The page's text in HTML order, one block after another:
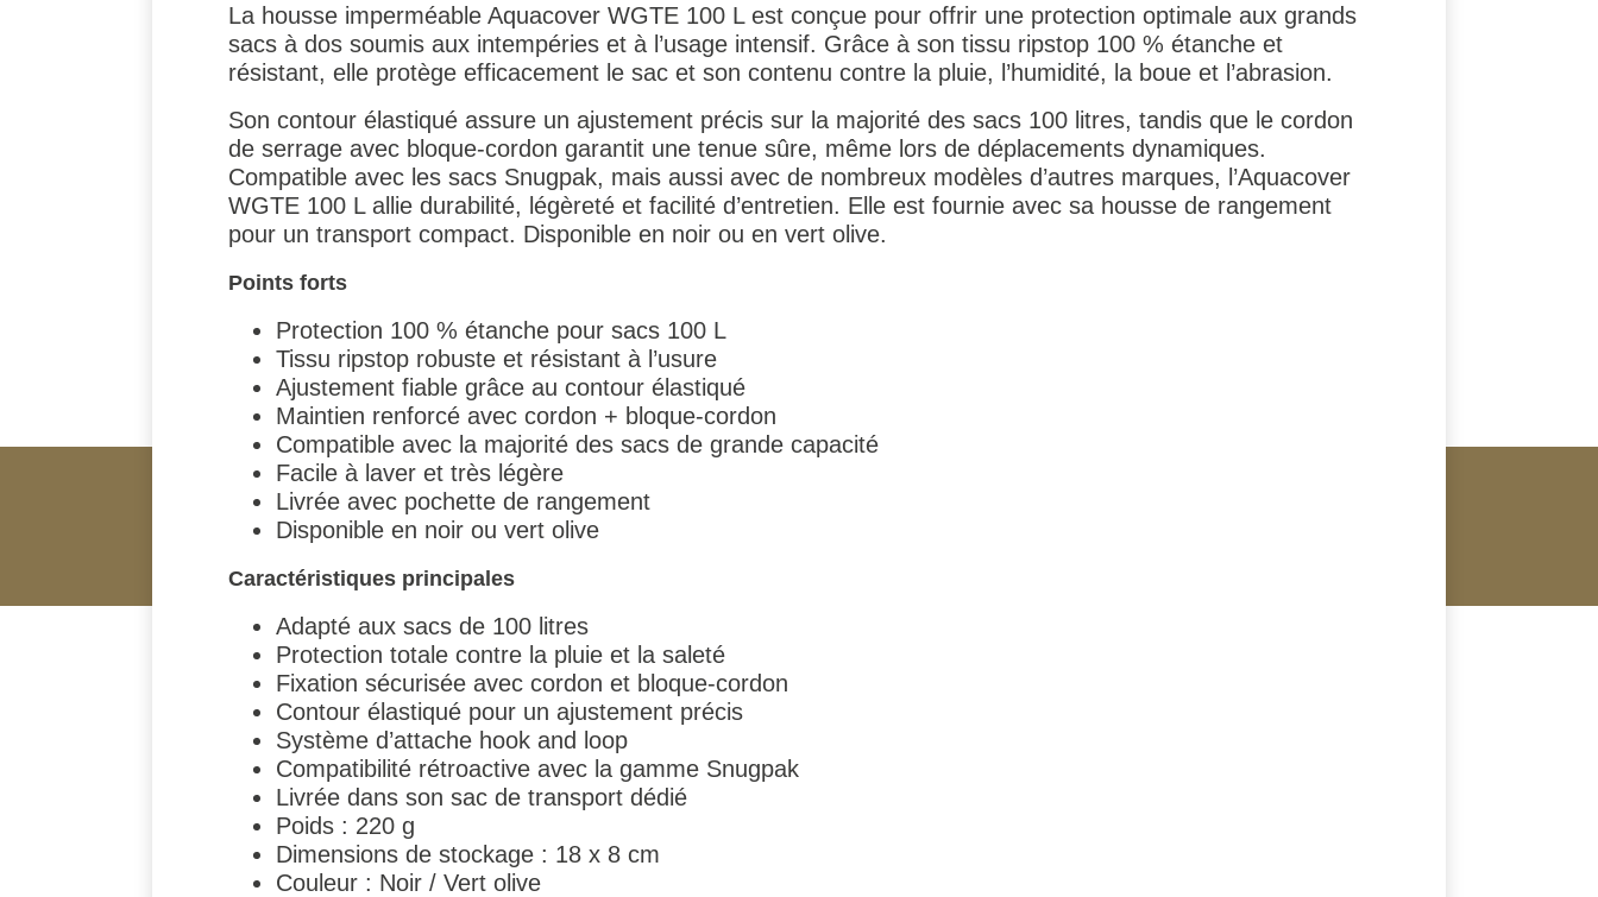
La housse imperméable Aquacover WGTE 100 L est conçue pour offrir une protection optimale aux grands
sacs à dos soumis aux intempéries et à l’usage intensif. Grâce à son tissu ripstop 100 % étanche et
résistant, elle protège efficacement le sac et son contenu contre la pluie, l’humidité, la boue et l’abrasion.
Son contour élastiqué assure un ajustement précis sur la majorité des sacs 100 litres, tandis que le cordon
de serrage avec bloque-cordon garantit une tenue sûre, même lors de déplacements dynamiques.
Compatible avec les sacs Snugpak, mais aussi avec de nombreux modèles d’autres marques, l’Aquacover
WGTE 100 L allie durabilité, légèreté et facilité d’entretien. Elle est fournie avec sa housse de rangement
pour un transport compact. Disponible en noir ou en vert olive.
Points forts
Protection 100 % étanche pour sacs 100 L
Tissu ripstop robuste et résistant à l’usure
Ajustement fiable grâce au contour élastiqué
Maintien renforcé avec cordon + bloque-cordon
Compatible avec la majorité des sacs de grande capacité
Facile à laver et très légère
Livrée avec pochette de rangement
Disponible en noir ou vert olive
Caractéristiques principales
Adapté aux sacs de 100 litres
Protection totale contre la pluie et la saleté
Fixation sécurisée avec cordon et bloque-cordon
Contour élastiqué pour un ajustement précis
Système d’attache hook and loop
Compatibilité rétroactive avec la gamme Snugpak
Livrée dans son sac de transport dédié
Poids : 220 g
Dimensions de stockage : 18 x 8 cm
Couleur : Noir / Vert olive